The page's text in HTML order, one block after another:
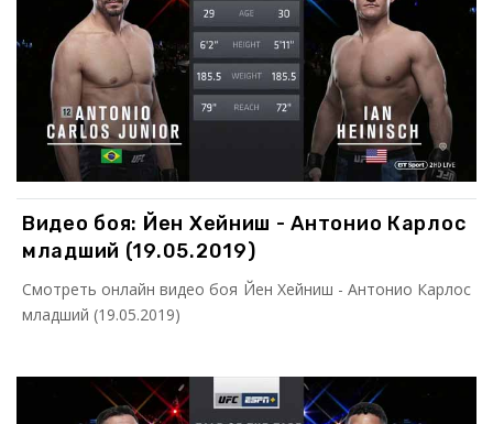
Видео боя: Йен Хейниш - Антонио Карлос
младший (19.05.2019)
Смотреть онлайн видео боя Йен Хейниш - Антонио Карлос
младший (19.05.2019)